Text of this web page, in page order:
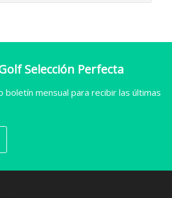
Selección Perfecta
boletín mensual para recibir las últimas